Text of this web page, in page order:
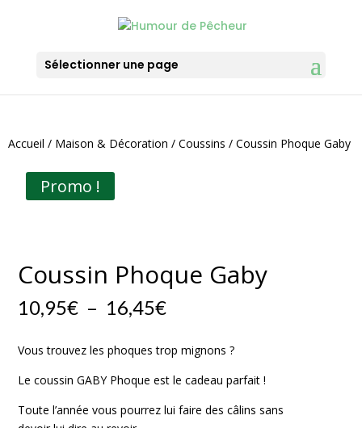
Sélectionner une page
Accueil / Maison & Décoration / Coussins / Coussin Phoque Gaby
Promo !
Coussin Phoque Gaby
10,95€ – 16,45€Plage
prix :
10,95€
à
16,45€
Vous trouvez les phoques trop mignons ?
Le coussin GABY Phoque est le cadeau parfait !
Toute l’année vous pourrez lui faire des câlins sans